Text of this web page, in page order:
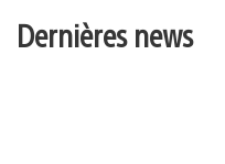
Dernières news